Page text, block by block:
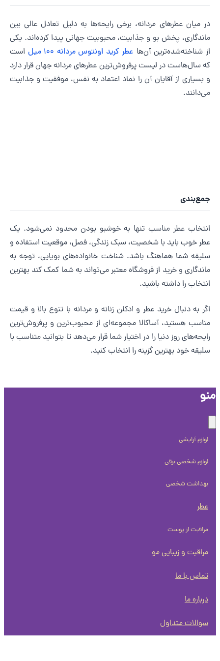
میان عطرهای مردانه، برخی رایحه‌ها به دلیل تعادل عالی بین
پخش بو و جذابیت، محبوبیت جهانی پیدا کرده‌اند. یکی
شناخته‌شده‌ترین آن‌هاعطر کرید اونتوس مردانه ۱۰۰ میل
است
سال‌هاست در لیست پرفروش‌ترین عطرهای مردانه جهان قرار دارد
بسیاری از آقایان آن را نماد اعتماد به نفس، موفقیت و جذابیت
عطر مناسب تنها به خوشبو بودن محدود نمی‌شود. یک
خوب باید با شخصیت، سبک زندگی، فصل، موقعیت استفاده و
شما هماهنگ باشد. شناخت خانواده‌های بویایی، توجه به
و خرید از فروشگاه معتبر می‌تواند به شما کمک کند بهترین
را داشته باشید.
به دنبال خرید عطر و ادکلن زنانه و مردانه با تنوع بالا و قیمت
هستید، آساکالا مجموعه‌ای از محبوب‌ترین و پرفروش‌ترین
روز دنیا را در اختیار شما قرار می‌دهد تا بتوانید متناسب با
خود بهترین گزینه را انتخاب کنید.
لوازم آرایشی
لوازم شخصی برقی
بهداشت شخصی
مراقبت از پوست
مراقبت و زیبایی مو
تماس با ما
درباره ما
سوالات متداول